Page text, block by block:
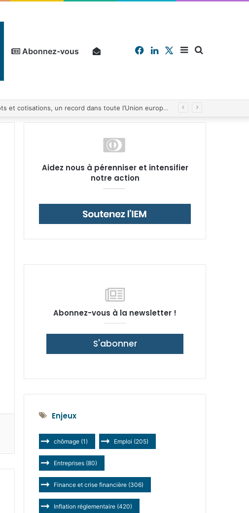
Abonnez-vous Sidebar
X
Linkedin
Facebook
Pourquoi un salarié français moyen travaille 202 jours par an pour financer impôts et cotisations, un record dans toute l’Union européenne
Aidez nous à pérenniser et intensifier
notre action
Abonnez-vous à la newsletter !
S'abonner
Enjeux
chômage (1) Emploi (205)
Entreprises (80)
Finance et crise financière (306)
Inflation réglementaire (420)